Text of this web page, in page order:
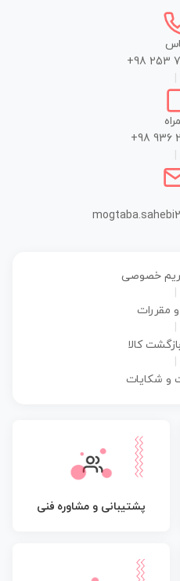
+98 253
+98 936
خصوصی
مقررات
کالا
و شکایات
پشتیبانی و مشاوره فنی